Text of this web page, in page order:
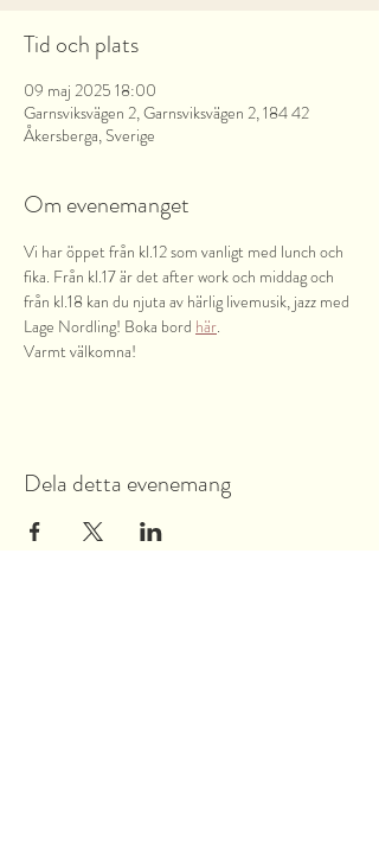
Tid och plats
09 maj 2025 18:00
Garnsviksvägen 2, Garnsviksvägen 2, 184 42
Åkersberga, Sverige
Om evenemanget
Vi har öppet från kl.12 som vanligt med lunch och
fika. Från kl.17 är det after work och middag och
från kl.18 kan du njuta av härlig livemusik, jazz med
Lage Nordling! Boka bord här.
Varmt välkomna!
Dela detta evenemang